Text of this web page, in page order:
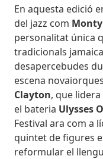
En aquesta edició
del jazz com
personalitat única
tradicionals
desapercebudes
escena
Clayton, que
el bateria Ulysses
Festival ara com a
quintet de figures
reformular el